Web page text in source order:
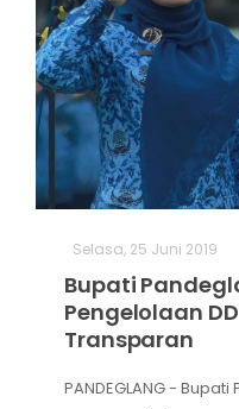
Selasa, 25 Juni 2019
Bupati
Pengelolaan
Transparan
PANDEGLANG -